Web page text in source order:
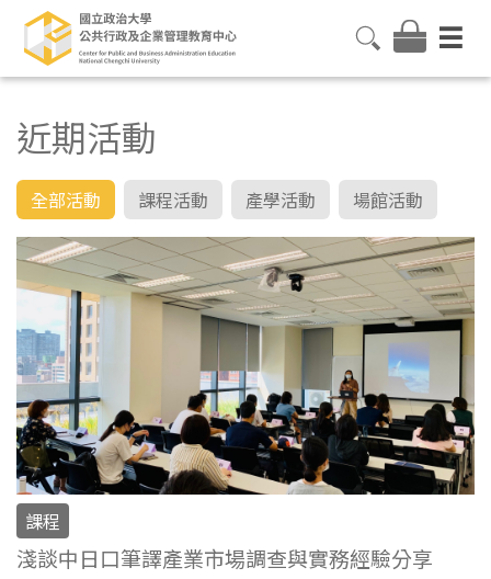
近期活動
全部活動 課程活動 產學活動 場館活動
課程
淺談中日口筆譯產業市場調查與實務經驗分享